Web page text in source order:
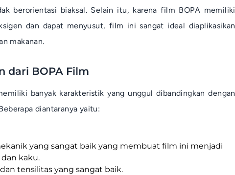
berorientasi biaksal. Selain itu, karena film BOPA memiliki
dan dapat menyusut, film ini sangat ideal diaplikasikan
makanan.
dari BOPA Film
banyak karakteristik yang unggul dibandingkan dengan
diantaranya yaitu:
yang sangat baik yang membuat film ini menjadi
kaku.
tensilitas yang sangat baik.